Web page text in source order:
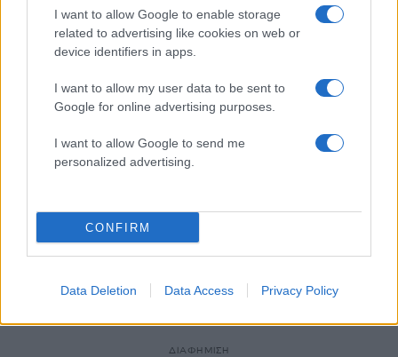
I want to allow Google to enable storage
related to advertising like cookies on web or
device identifiers in apps.
I want to allow my user data to be sent to
Google for online advertising purposes.
I want to allow Google to send me
personalized advertising.
CONFIRM
Data Deletion Data Access Privacy Policy
Αναβίωσε το έθιμο των καβαλάρηδων για τη
γιορτή του Αγίου Γεωργίου [pics, vids]
Έφιππες περιπολίες σε
εθνικούς δρυμούς με
θεσσαλικά άλογα
εκτροφέων
εγκλωβίστηκαν στη
ΕΜΑΚ [pics, vid]
ΔΙΑΦΗΜΙΣΗ